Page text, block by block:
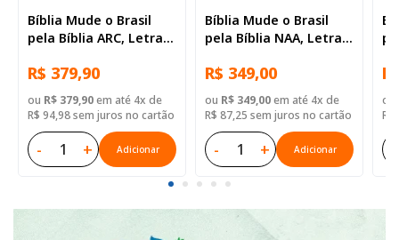
Bíblia Mude o Brasil
pela Bíblia ARC, Letra
— 52 Biblias
R$ 379,90
ou R$ 379,90em até 4x de
R$ 94,98 sem juros no cartão
- + Adicionar
Bíblia Mude o Brasil
pela Bíblia NAA, Letra
— Mude Brasil
R$ 349,00
ou R$ 349,00em até 4x de
R$ 87,25 sem juros no cartão
- + Adicionar
—
ou
R$